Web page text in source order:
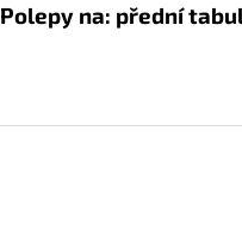
Polepy na: přední